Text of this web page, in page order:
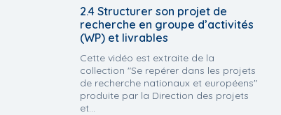
2.4 Structurer son projet de
recherche en groupe d’activités
(WP) et livrables
Cette vidéo est extraite de la
collection "Se repérer dans les projets
de recherche nationaux et européens"
produite par la Direction des projets
et...